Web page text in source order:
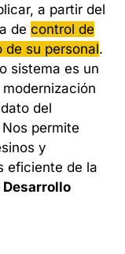
a partir del
decontrol de
de su personal.
sistema es un
del
Nos permite
y
eficiente de la